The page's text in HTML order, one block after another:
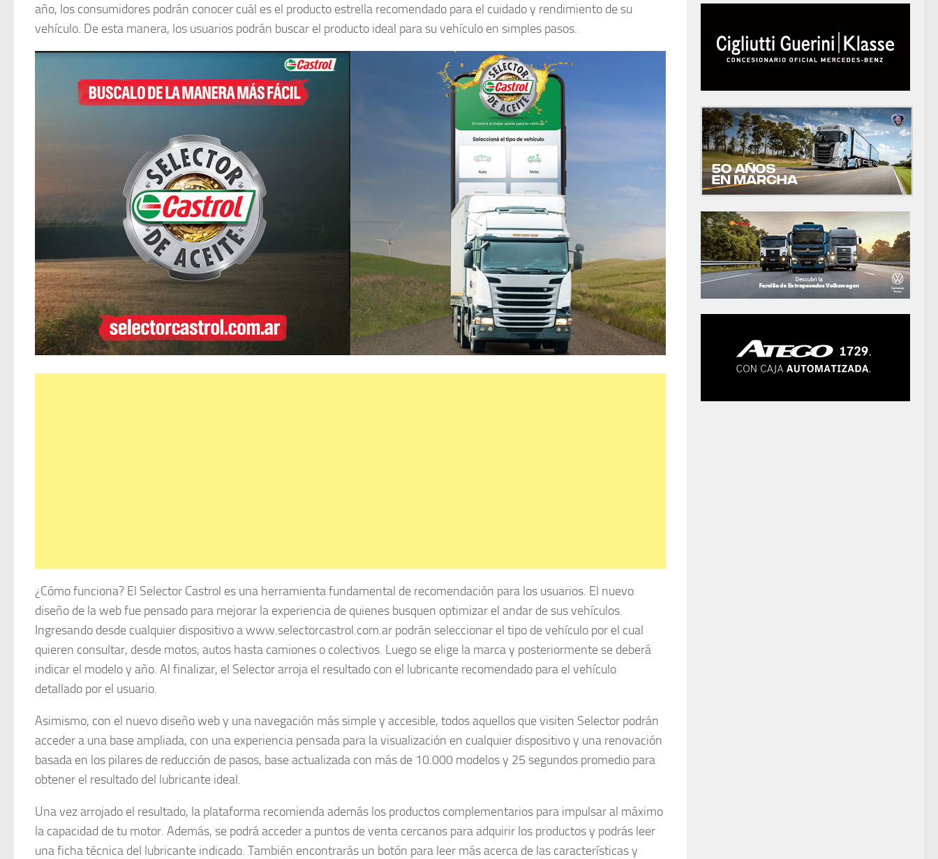
año, los consumidores podrán conocer cuál es el producto estrella recomendado para el cuidado y rendimiento de su
vehículo. De esta manera, los usuarios podrán buscar el producto ideal para su vehículo en simples pasos.
¿Cómo funciona? El Selector Castrol es una herramienta fundamental de recomendación para los usuarios. El nuevo
diseño de la web fue pensado para mejorar la experiencia de quienes busquen optimizar el andar de sus vehículos.
Ingresando desde cualquier dispositivo a www.selectorcastrol.com.ar podrán seleccionar el tipo de vehículo por el cual
quieren consultar, desde motos, autos hasta camiones o colectivos. Luego se elige la marca y posteriormente se deberá
indicar el modelo y año. Al finalizar, el Selector arroja el resultado con el lubricante recomendado para el vehículo
detallado por el usuario.
Asimismo, con el nuevo diseño web y una navegación más simple y accesible, todos aquellos que visiten Selector podrán
acceder a una base ampliada, con una experiencia pensada para la visualización en cualquier dispositivo y una renovación
basada en los pilares de reducción de pasos, base actualizada con más de 10.000 modelos y 25 segundos promedio para
obtener el resultado del lubricante ideal.
Una vez arrojado el resultado, la plataforma recomienda además los productos complementarios para impulsar al máximo
la capacidad de tu motor. Además, se podrá acceder a puntos de venta cercanos para adquirir los productos y podrás leer
una ficha técnica del lubricante indicado. También encontrarás un botón para leer más acerca de las características y